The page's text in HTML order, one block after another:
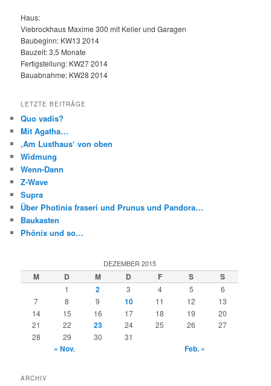
Haus:
Viebrockhaus Maxime 300 mit Keller und Garagen
Baubeginn: KW13 2014
Bauzeit: 3,5 Monate
Fertigstellung: KW27 2014
Bauabnahme: KW28 2014
LETZTE BEITRÄGE
Quo vadis?
Mit Agatha…
‚Am Lusthaus‘ von oben
Widmung
Wenn-Dann
Z-Wave
Supra
Über Photinia fraseri und Prunus und Pandora…
Baukasten
Phönix und so…
DEZEMBER 2015
M D M D F S S
1 2 3 4 5
6
7
8 9 10 11 12
13
14
15 16 17 18 19
20
21
22 23 24 25 26
27
28
29 30 31
« Nov. Feb. »
ARCHIV